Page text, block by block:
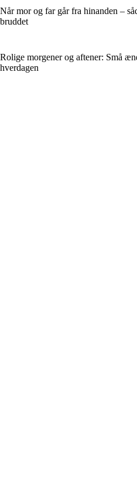
Når mor og far går fra hinanden –
bruddet
Rolige morgener og aftener: Små
hverdagen